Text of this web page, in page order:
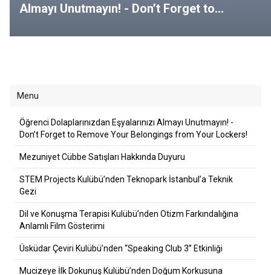
Almayı Unutmayın! - Don’t Forget to
Menu
Öğrenci Dolaplarınızdan Eşyalarınızı Almayı Unutmayın! -
Don’t Forget to Remove Your Belongings from Your Lockers!
Mezuniyet Cübbe Satışları Hakkında Duyuru
STEM Projects Kulübü’nden Teknopark İstanbul’a Teknik
Gezi
Dil ve Konuşma Terapisi Kulübü’nden Otizm Farkındalığına
Anlamlı Film Gösterimi
Üsküdar Çeviri Kulübü’nden “Speaking Club 3” Etkinliği
Mucizeye İlk Dokunuş Kulübü’nden Doğum Korkusuna